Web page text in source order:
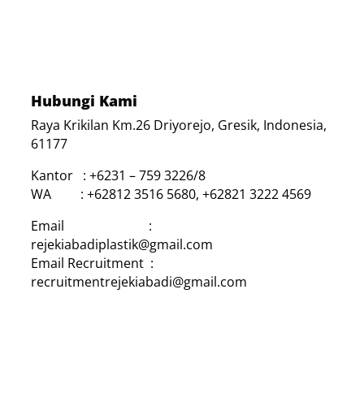
Hubungi Kami
Raya Krikilan Km.26 Driyorejo, Gresik, Indonesia,
61177
Kantor : +6231 – 759 3226/8
WA : +62812 3516 5680, +62821 3222 4569
Email :
rejekiabadiplastik@gmail.com
Email Recruitment :
recruitmentrejekiabadi@gmail.com